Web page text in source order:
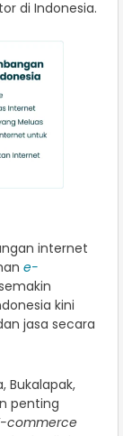
di Indonesia.
internet
e-
kini
jasa secara
Bukalapak,
penting
commerce